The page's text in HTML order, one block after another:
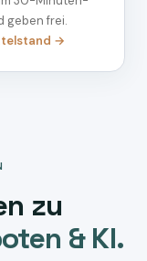
geben frei.
→
zu
& KI.